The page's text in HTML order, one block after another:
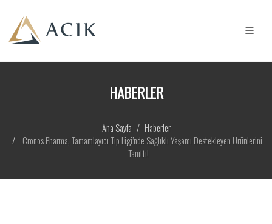
HABERLER
Ana Sayfa
Haberler
Cronos Pharma, Tamamlayıcı Tıp Ligi’nde Sağlıklı Yaşamı Destekleyen Ürünlerini
Tanıttı!